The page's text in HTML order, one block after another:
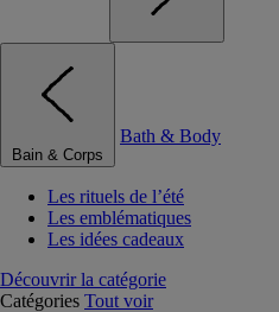
Bain & Corps
Bath & Body
Les rituels de l’été
Les emblématiques
Les idées cadeaux
Découvrir la catégorie
Catégories Tout voir